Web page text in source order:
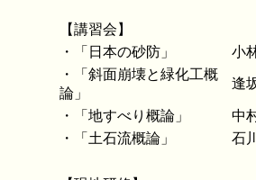
【講習会】
・「日本の砂防」
小
・「斜面崩壊と緑化工概
論」
逢
・「地すべり概論」
中
・「土石流概論」
石